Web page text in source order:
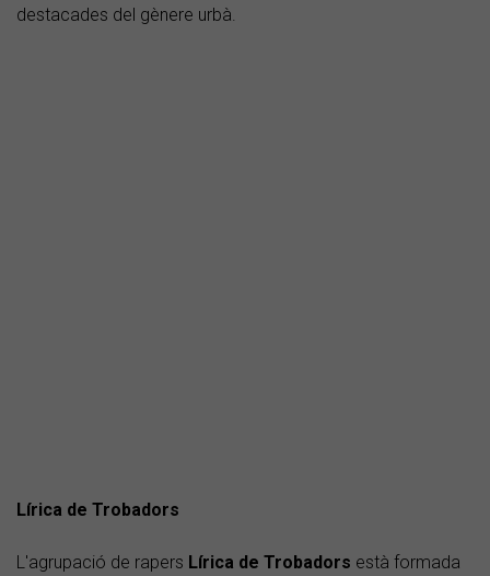
destacades del gènere urbà.
Lírica de Trobadors
L'agrupació de rapers Lírica de Trobadors està formada